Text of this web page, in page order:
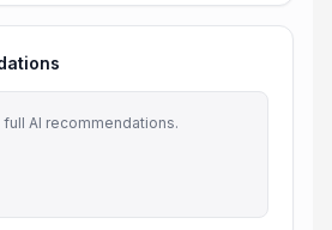
AI recommendations.